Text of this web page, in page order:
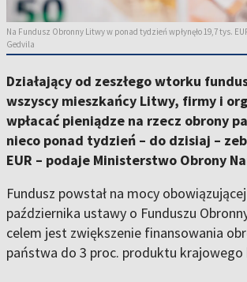
Na Fundusz Obronny Litwy w ponad tydzień wpłynęło 19,7 tys.
Gedvila
Działający od zeszłego wtorku
wszyscy mieszkańcy Litwy, firmy i
wpłacać pieniądze na rzecz obrony
nieco ponad tydzień – do dzisiaj –
EUR – podaje Ministerstwo Obrony
Fundusz powstał na mocy
października ustawy o Funduszu
celem jest zwiększenie finansowania
państwa do 3 proc. produktu